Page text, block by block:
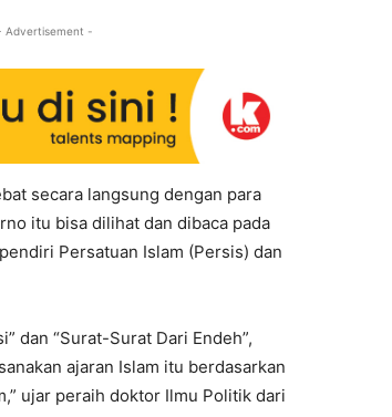
Advertisement -
secara langsung dengan para
itu bisa dilihat dan dibaca pada
Persatuan Islam (Persis) dan
dan “Surat-Surat Dari Endeh”,
ajaran Islam itu berdasarkan
ujar peraih doktor Ilmu Politik dari